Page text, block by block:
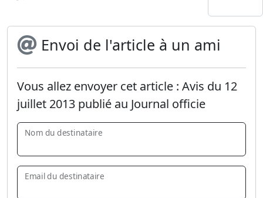
Envoi de l'article à un ami
Vous allez envoyer cet article : Avis du 12
juillet 2013 publié au Journal officie
Nom du destinataire
Email du destinataire